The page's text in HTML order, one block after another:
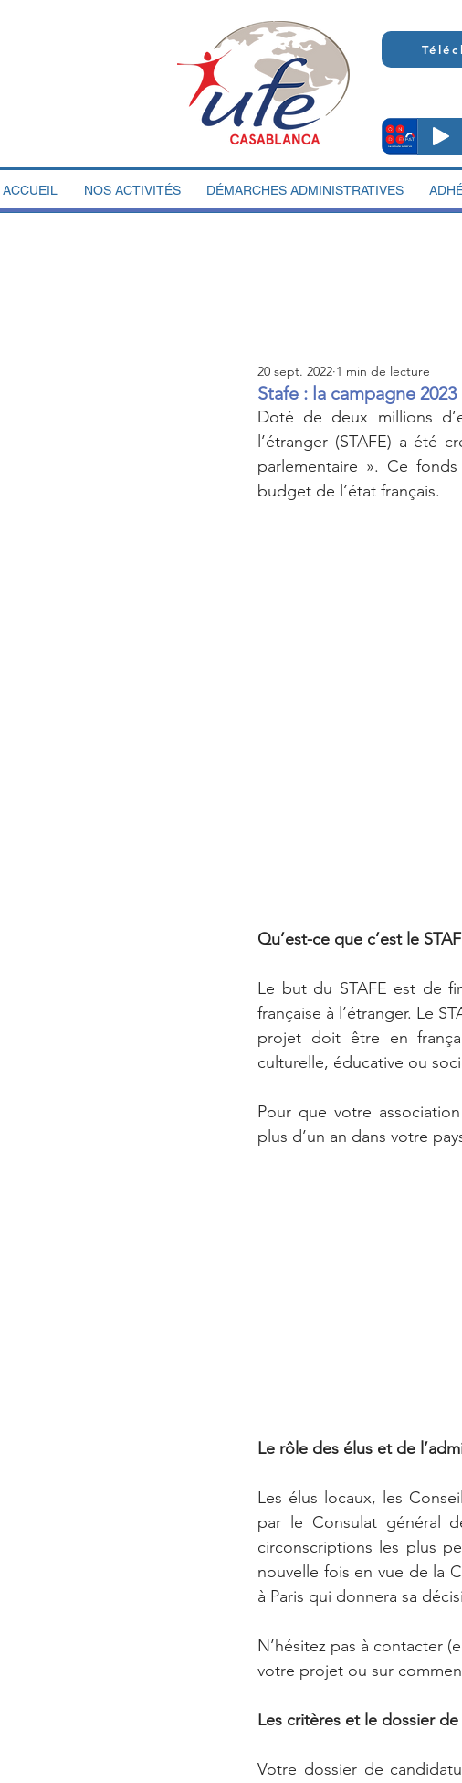
ACCUEIL NOS ACTIVITÉS DÉMARCHES ADMINISTRATIVES
Stafe : la campagne
20 sept. 2022 1 min de lecture
Doté de deux millions
l’étranger (STAFE) a été
parlementaire ». Ce
budget de l’état français.
Qu’est-ce que c’est le
Le but du STAFE est de
française à l’étranger. Le
projet doit être en
culturelle, éducative ou
Pour que votre
plus d’un an dans votre
Le rôle des élus et de
Les élus locaux, les
par le Consulat général
circonscriptions les plus
nouvelle fois en vue de la
à Paris qui donnera sa
N’hésitez pas à contacter
votre projet ou sur
Les critères et le dossier
Votre dossier de